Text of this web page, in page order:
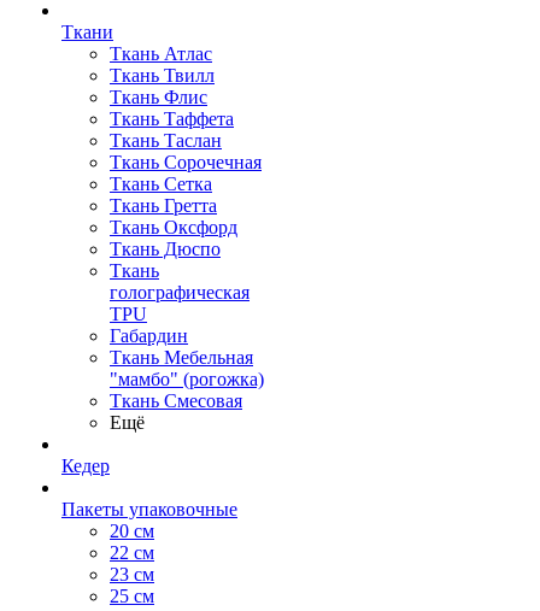
Ткани
Ткань Атлас
Ткань Твилл
Ткань Флис
Ткань Таффета
Ткань Таслан
Ткань Сорочечная
Ткань Сетка
Ткань Гретта
Ткань Оксфорд
Ткань Дюспо
Ткань
голографическая
TPU
Габардин
Ткань Мебельная
"мамбо" (рогожка)
Ткань Смесовая
Ещё
Кедер
Пакеты упаковочные
20 см
22 см
23 см
25 см